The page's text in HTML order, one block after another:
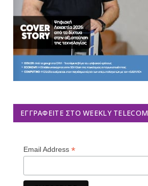
ΕΓΓΡΑΦΕΊΤΕ ΣΤΟ WEEKLY TELECOM
Email Address *